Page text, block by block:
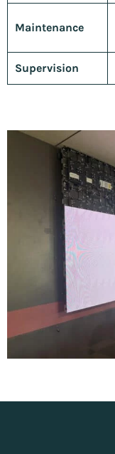
Maintenance
Supervision